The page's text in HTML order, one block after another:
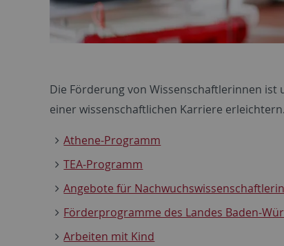
Die Förderung von Wissenschaftlerinnen ist
einer wissenschaftlichen Karriere erleichtern.
Athene-Programm
TEA-Programm
Angebote für
Förderprogramme des Landes Baden-
Arbeiten mit Kind